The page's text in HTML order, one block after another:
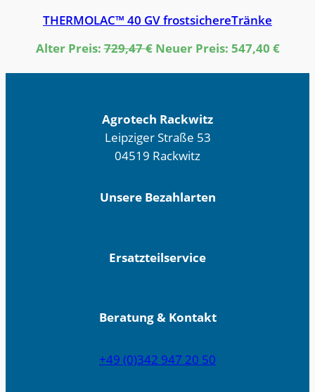
THERMOLAC™ 40 GV frostsichereTränke
Alter Preis:729,47€ Ursprünglicher
Neuer Preis: 547,40 €
Agrotech Rackwitz
Leipziger Straße 53
04519 Rackwitz
Unsere Bezahlarten
Ersatzteilservice
Beratung & Kontakt
+49 (0)342 947 20 50